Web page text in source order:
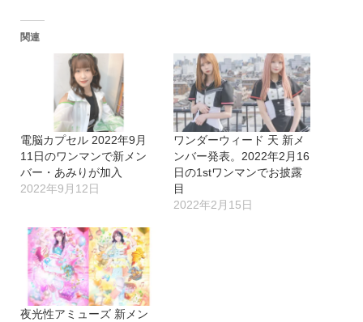
関連
電脳カプセル 2022年9月
11日のワンマンで新メン
バー・あみりが加入
2022年9月12日
ワンダーウィード 天 新メ
ンバー発表。2022年2月16
日の1stワンマンでお披露
目
2022年2月15日
夜光性アミューズ 新メン